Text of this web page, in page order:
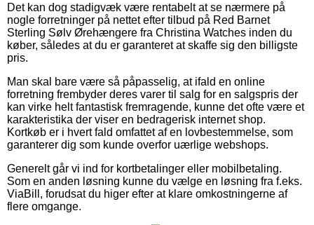
Det kan dog stadigvæk være rentabelt at se nærmere på
nogle forretninger på nettet efter tilbud på Red Barnet
Sterling Sølv Ørehængere fra Christina Watches inden du
køber, således at du er garanteret at skaffe sig den billigste
pris.
Man skal bare være så påpasselig, at ifald en online
forretning frembyder deres varer til salg for en salgspris der
kan virke helt fantastisk fremragende, kunne det ofte være et
karakteristika der viser en bedragerisk internet shop.
Kortkøb er i hvert fald omfattet af en lovbestemmelse, som
garanterer dig som kunde overfor uærlige webshops.
Generelt går vi ind for kortbetalinger eller mobilbetaling.
Som en anden løsning kunne du vælge en løsning fra f.eks.
ViaBill, forudsat du higer efter at klare omkostningerne af
flere omgange.